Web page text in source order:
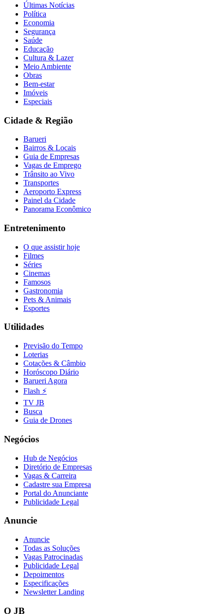
Fluminense
Vasco
Últimas Notícias
Política
Economia
Segurança
Saúde
Educação
Cultura & Lazer
Meio Ambiente
Obras
Bem-estar
Imóveis
Especiais
Cidade & Região
Barueri
Bairros & Locais
Guia de Empresas
Vagas de Emprego
Trânsito ao Vivo
Transportes
Aeroporto Express
Painel da Cidade
Panorama Econômico
Entretenimento
O que assistir hoje
Filmes
Séries
Cinemas
Famosos
Gastronomia
Pets & Animais
Esportes
Utilidades
Previsão do Tempo
Loterias
Cotações & Câmbio
Horóscopo Diário
Barueri Agora
Flash ⚡
TV JB
Busca
Guia de Drones
Negócios
Hub de Negócios
Diretório de Empresas
Vagas & Carreira
Cadastre sua Empresa
Portal do Anunciante
Publicidade Legal
Anuncie
Anuncie
Todas as Soluções
Vagas Patrocinadas
Publicidade Legal
Depoimentos
Especificações
Newsletter Landing
O JB